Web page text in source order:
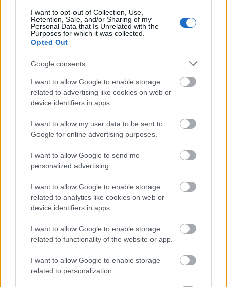
I want to opt-out of Collection, Use,
Retention, Sale, and/or Sharing of my
Personal Data that Is Unrelated with the
Purposes for which it was collected.
Opted Out
Google consents
I want to allow Google to enable storage
related to advertising like cookies on web or
device identifiers in apps.
I want to allow my user data to be sent to
Google for online advertising purposes.
I want to allow Google to send me
personalized advertising.
I want to allow Google to enable storage
related to analytics like cookies on web or
device identifiers in apps.
I want to allow Google to enable storage
related to functionality of the website or app.
I want to allow Google to enable storage
related to personalization.
ΑΣΕΠ: Εξ αποστάσεως η πιο Εύκολη
Πιστοποίηση Υπολογιστών σε 2
μέρες
ειδήσεις.
Βάλε το proson.gr στα αποτελέσματα
αναζήτησης της Google
Δημοφιλείς Ειδήσεις
ΑΣΕΠ: Αυτές είναι οι δύο επόμενες
προκηρύξεις «μαμούθ» (με μόρια)